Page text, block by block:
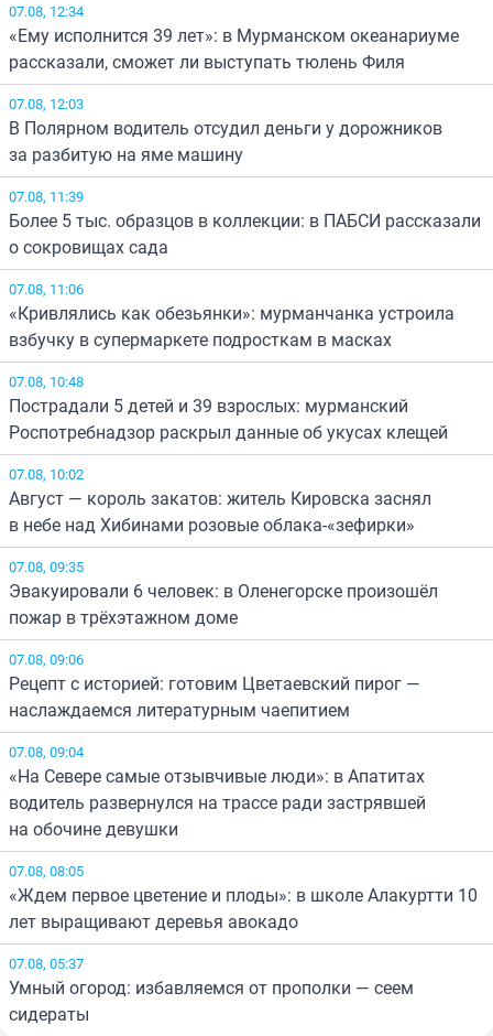
07.08, 12:34
«Ему исполнится 39 лет»: в Мурманском океанариуме
рассказали, сможет ли выступать тюлень Филя
07.08, 12:03
В Полярном водитель отсудил деньги у дорожников
за разбитую на яме машину
07.08, 11:39
Более 5 тыс. образцов в коллекции: в ПАБСИ рассказали
о сокровищах сада
07.08, 11:06
«Кривлялись как обезьянки»: мурманчанка устроила
взбучку в супермаркете подросткам в масках
07.08, 10:48
Пострадали 5 детей и 39 взрослых: мурманский
Роспотребнадзор раскрыл данные об укусах клещей
07.08, 10:02
Август — король закатов: житель Кировска заснял
в небе над Хибинами розовые облака-«зефирки»
07.08, 09:35
Эвакуировали 6 человек: в Оленегорске произошёл
пожар в трёхэтажном доме
07.08, 09:06
Рецепт с историей: готовим Цветаевский пирог —
наслаждаемся литературным чаепитием
07.08, 09:04
«На Севере самые отзывчивые люди»: в Апатитах
водитель развернулся на трассе ради застрявшей
на обочине девушки
07.08, 08:05
«Ждем первое цветение и плоды»: в школе Алакуртти 10
лет выращивают деревья авокадо
07.08, 05:37
Умный огород: избавляемся от прополки — сеем
сидераты